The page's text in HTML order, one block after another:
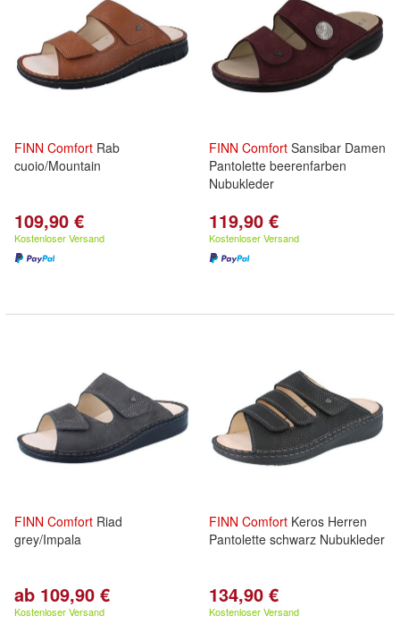
FINN Comfort Rab
cuoio/Mountain
109,90 €
Kostenloser Versand
FINN Comfort Sansibar Damen
Pantolette beerenfarben
Nubukleder
119,90 €
Kostenloser Versand
FINN Comfort Riad
grey/Impala
ab 109,90 €
Kostenloser Versand
FINN Comfort Keros Herren
Pantolette schwarz Nubukleder
134,90 €
Kostenloser Versand